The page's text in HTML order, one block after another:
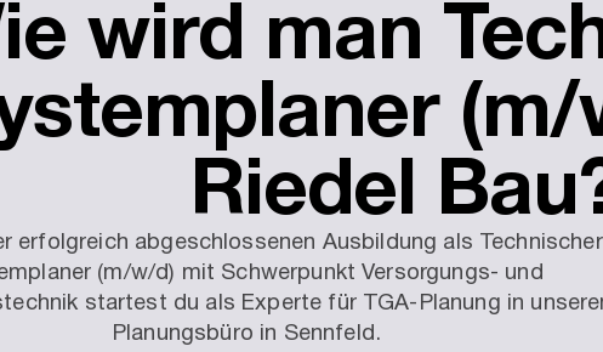
wird man
Riedel
erfolgreich abgeschlossenen Ausbildung als Technischer
(m/w/d) mit Schwerpunkt Versorgungs- und
startest du als Experte für TGA-Planung in
Planungsbüro in Sennfeld.